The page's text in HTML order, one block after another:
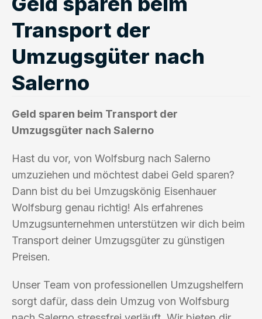
Transport der
Umzugsgüter nach
Salerno
Geld sparen beim Transport der
Umzugsgüter nach Salerno
Hast du vor, von Wolfsburg nach Salerno
umzuziehen und möchtest dabei Geld sparen?
Dann bist du bei Umzugskönig Eisenhauer
Wolfsburg genau richtig! Als erfahrenes
Umzugsunternehmen unterstützen wir dich beim
Transport deiner Umzugsgüter zu günstigen
Preisen.
Unser Team von professionellen Umzugshelfern
sorgt dafür, dass dein Umzug von Wolfsburg